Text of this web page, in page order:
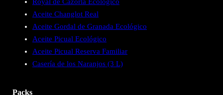
Aceite Changlot Real
Aceite Gordal de Granada Ecológico
Aceite Picual Ecológico
Aceite Picual Reserva Familiar
Casería de los Naranjos (3 L)
Packs